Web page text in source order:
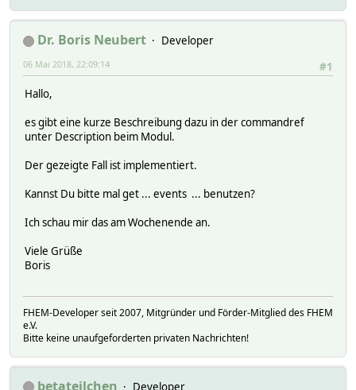
Dr. Boris Neubert
Developer
#1
06 Mai 2018, 22:09:14
Hallo,
es gibt eine kurze Beschreibung dazu in der commandref
unter Description beim Modul.
Der gezeigte Fall ist implementiert.
Kannst Du bitte mal get ... events ... benutzen?
Ich schau mir das am Wochenende an.
Viele Grüße
Boris
FHEM-Developer seit 2007, Mitgründer und Förder-Mitglied des FHEM
e.V.
Bitte keine unaufgeforderten privaten Nachrichten!
betateilchen
Developer